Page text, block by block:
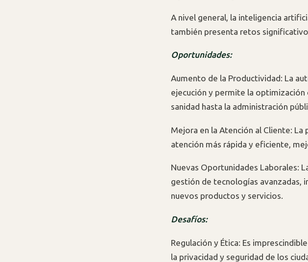
A nivel general, la inteligencia
también presenta retos
Oportunidades:
Aumento de la Productividad: La
ejecución y permite la
sanidad hasta la administración
Mejora en la Atención al Cliente:
atención más rápida y eficiente,
Nuevas Oportunidades Laborales:
gestión de tecnologías avanzadas,
nuevos productos y servicios.
Desafíos:
Regulación y Ética: Es
la privacidad y seguridad de los